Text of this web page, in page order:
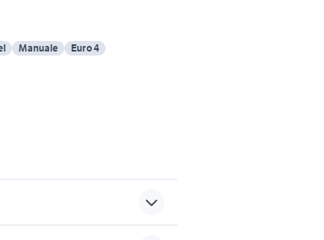
Manuale Euro 4